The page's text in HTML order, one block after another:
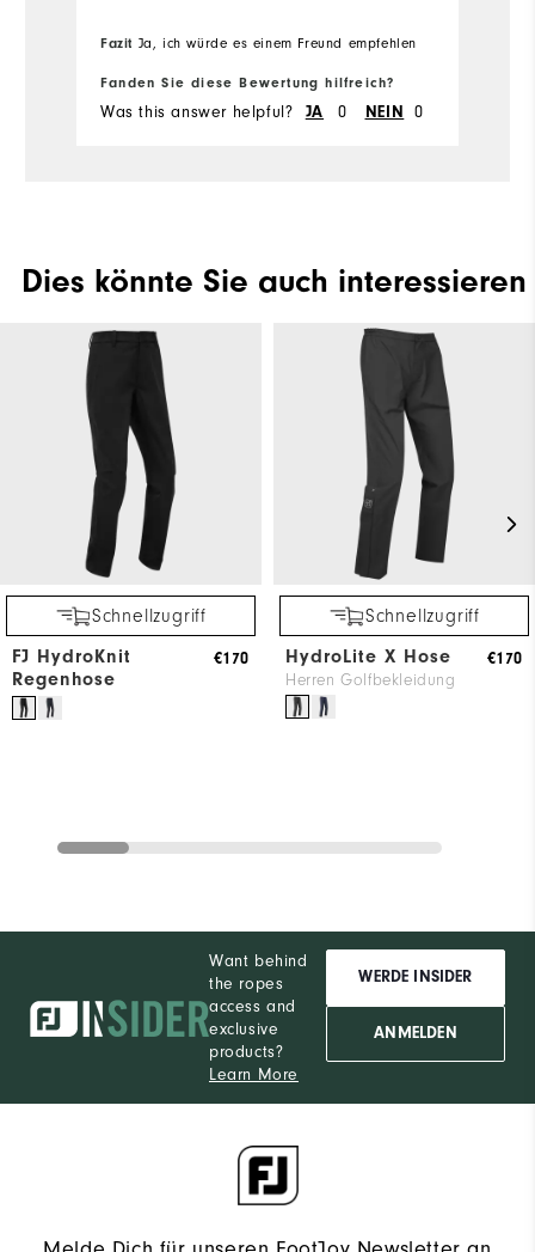
Fazit Ja, ich würde es einem Freund empfehlen
Fanden Sie diese Bewertung hilfreich?
Was this answer helpful? JA 0 NEIN 0
Dies könnte Sie auch interessieren
Schnellzugriff
FJ HydroKnit
Regenhose
€170
Schnellzugriff
HydroLite X Hose
Herren Golfbekleidung
€170
Want behind
the ropes
access and
exclusive
products?
Learn More
WERDE INSIDER
ANMELDEN